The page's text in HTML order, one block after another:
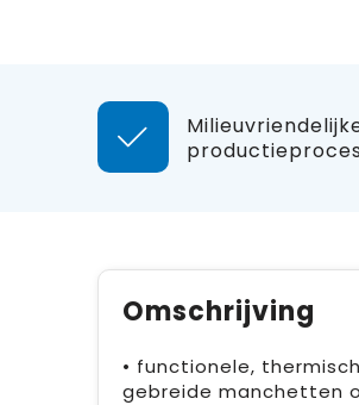
Omschrijving
• functionele,
gebreide manchetten